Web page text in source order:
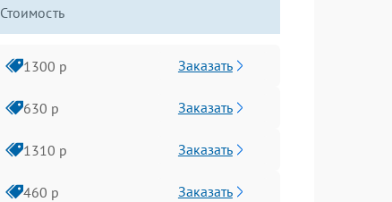
Стоимость
1300 р Заказать
630 р Заказать
1310 р Заказать
460 р Заказать